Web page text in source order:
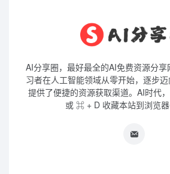
AI分享圈，最好最全的AI免费资源分
习者在人工智能领域从零开始，逐步
提供了便捷的资源获取渠道。AI时代
或 ⌘ + D 收藏本站到浏览